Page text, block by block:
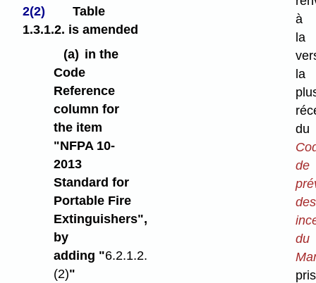
2(2)
Table
1.3.1.2. is amended
(a) in the
Code
Reference
column for
the item
"NFPA 10-
2013
Standard for
Portable Fire
Extinguishers",
by
adding "6.2.1.2.
(2)"
à
la
la
du
de
des
du
pris